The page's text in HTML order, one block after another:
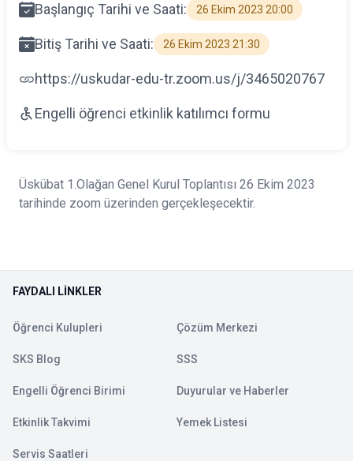
Başlangıç Tarihi ve Saati: 26 Ekim 2023 20:00
Bitiş Tarihi ve Saati: 26 Ekim 2023 21:30
https://uskudar-edu-tr.zoom.us/j/3465020767
Engelli öğrenci etkinlik katılımcı formu
Üskübat 1.Olağan Genel Kurul Toplantısı 26 Ekim 2023
tarihinde zoom üzerinden gerçekleşecektir.
FAYDALI LINKLER
Öğrenci Kulupleri Çözüm Merkezi
SKS Blog SSS
Engelli Öğrenci Birimi Duyurular ve Haberler
Etkinlik Takvimi Yemek Listesi
Servis Saatleri